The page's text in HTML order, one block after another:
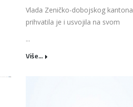
Vlada Zeničko-dobojskog kantona
prihvatila je i usvojila na svom
...
Više...